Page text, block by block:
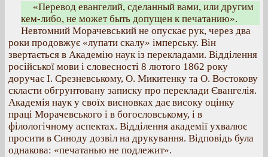
«Перевод евангелий, сделанный вами, или другим
кем-либо, не может быть допущен к печатанию».
Невтомний Морачевський не опускає рук, через два
роки продовжує «лупати скалу» імперську. Він
звертається в Академію наук із перекладами. Відділення
російської мови і словесності 8 лютого 1862 року
доручає І. Срезневському, О. Микитенку та О. Востокову
скласти обгрунтовану записку про переклади Євангелія.
Академія наук у своїх висновках дає високу оцінку
праці Морачевського і в богословському, і в
філологічному аспектах. Відділення академії ухвалює
просити в Синоду дозвіл на друкування. Відповідь була
однакова: «печатанью не подлежит».